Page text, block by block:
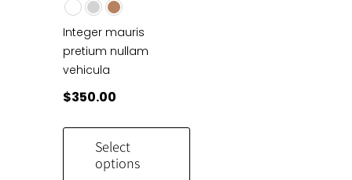
Integer mauris
pretium nullam
vehicula
$350.00
Select
options